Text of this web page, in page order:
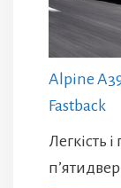
Alpine
Fastback
Легкість